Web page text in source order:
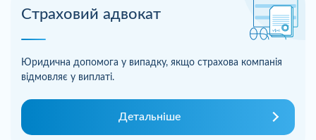
Страховий адвокат
Юридична допомога у випадку, якщо страхова компанія
відмовляє у виплаті.
Детальніше